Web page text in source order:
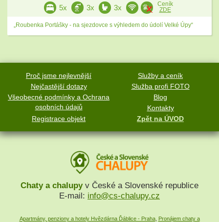
5x 3x 3x
Ceník
ZDE
„Roubenka Portášky - na sjezdovce s výhledem do údolí Velké Úpy“
Proč jsme nejlevnější
Služby a ceník
Nejčastější dotazy
Služba profi FOTO
Všeobecné podmínky a Ochrana
osobních údajů
Blog
Kontakty
Registrace objekt
Zpět na ÚVOD
Chaty a chalupyv České a Slovenské republice
E-mail: info@cs-chalupy.cz
Apartmány, penziony a hotely Hvězdárna Ďáblice - Praha, Pronájem chaty a